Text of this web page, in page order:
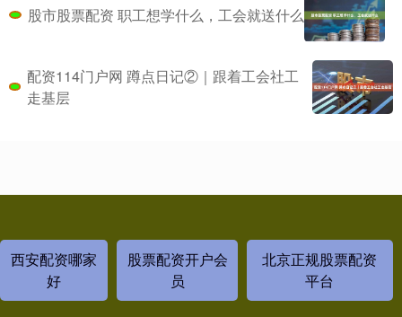
股市股票配资 职工想学什么，工会就送什么
配资114门户网 蹲点日记②｜跟着工会社工
走基层
西安配资哪家
好
股票配资开户会
员
北京正规股票配资
平台